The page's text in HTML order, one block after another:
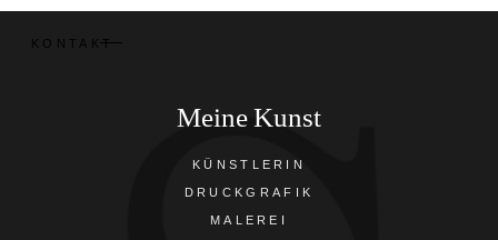
KONTAKT
Meine Kunst
KÜNSTLERIN
DRUCKGRAFIK
MALEREI